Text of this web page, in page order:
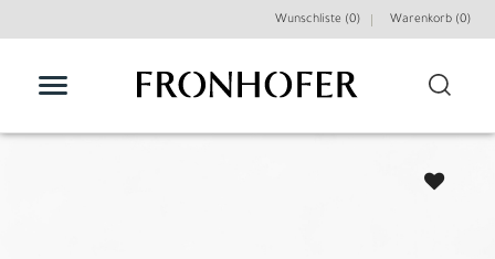
Wunschliste (0) Warenkorb (0)